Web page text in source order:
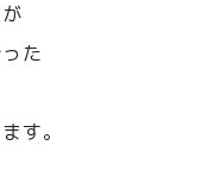
た
す。